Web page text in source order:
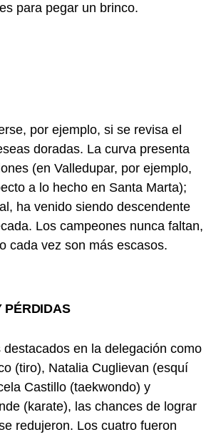
para pegar un brinco.
por ejemplo, si se revisa el
doradas. La curva presenta
(en Valledupar, por ejemplo,
a lo hecho en Santa Marta);
ha venido siendo descendente
Los campeones nunca faltan,
cada vez son más escasos.
PÉRDIDAS
destacados en la delegación como
(tiro), Natalia Cuglievan (esquí
Castillo (taekwondo) y
(karate), las chances de lograr
redujeron. Los cuatro fueron